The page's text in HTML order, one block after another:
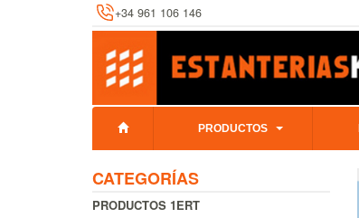
+34 961 106 146
PRODUCTOS
CATEGORÍAS
PRODUCTOS 1ERT